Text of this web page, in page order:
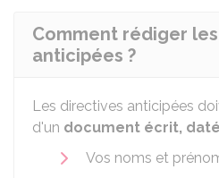
Comment rédiger
anticipées ?
Les directives anticipées
d'un document écrit,
Vos noms et